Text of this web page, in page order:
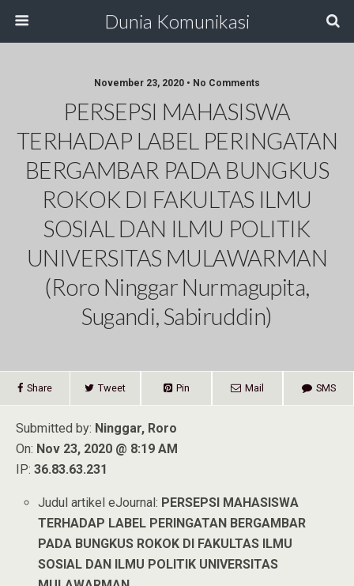
Dunia Komunikasi
November 23, 2020 • No Comments
PERSEPSI MAHASISWA
TERHADAP LABEL PERINGATAN
BERGAMBAR PADA BUNGKUS
ROKOK DI FAKULTAS ILMU
SOSIAL DAN ILMU POLITIK
UNIVERSITAS MULAWARMAN
(Roro Ninggar Nurmagupita,
Sugandi, Sabiruddin)
Share Tweet Pin Mail SMS
Submitted by: Ninggar, Roro
On: Nov 23, 2020 @ 8:19 AM
IP: 36.83.63.231
Judul artikel eJournal: PERSEPSI MAHASISWA
TERHADAP LABEL PERINGATAN BERGAMBAR
PADA BUNGKUS ROKOK DI FAKULTAS ILMU
SOSIAL DAN ILMU POLITIK UNIVERSITAS